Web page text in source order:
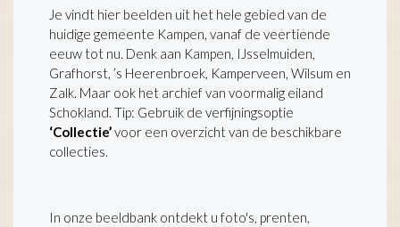
Je vindt hier beelden uit het hele gebied van de
huidige gemeente Kampen, vanaf de veertiende
eeuw tot nu. Denk aan Kampen, IJsselmuiden,
Grafhorst, ’s Heerenbroek, Kamperveen, Wilsum en
Zalk. Maar ook het archief van voormalig eiland
Schokland. Tip: Gebruik de verfijningsoptie
‘Collectie’voor een overzicht van de beschikbare
collecties.
In onze beeldbank ontdekt u foto's, prenten,